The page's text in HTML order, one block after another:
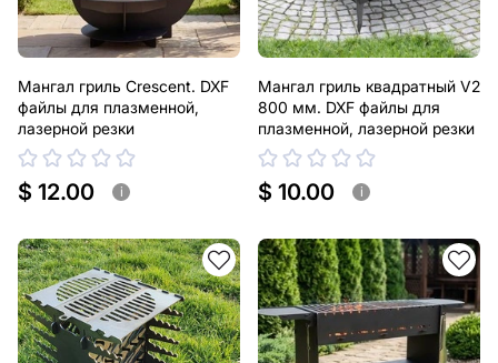
Мангал гриль Crescent. DXF
файлы для плазменной,
лазерной резки
$ 12.00 i
Мангал гриль квадратный V2
800 мм. DXF файлы для
плазменной, лазерной резки
$ 10.00 i